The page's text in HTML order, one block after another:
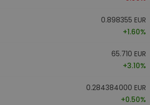
0.898355 EUR
+1.60%
65.710 EUR
+3.10%
0.284384000 EUR
+0.50%